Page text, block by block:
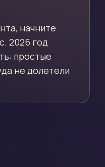
начните
2026 год
простые
не долетели